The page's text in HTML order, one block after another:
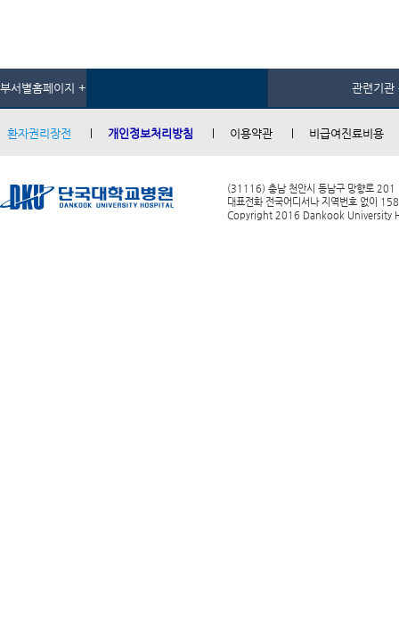
부서별홈페이지 + 관련기관
환자권리장전 개인정보처리방침 이용약관 비급여진료비용
(31116) 충남 천안시 동남구 망향로 201
대표전화 전국어디서나 지역번호 없이
Copyright 2016 Dankook University